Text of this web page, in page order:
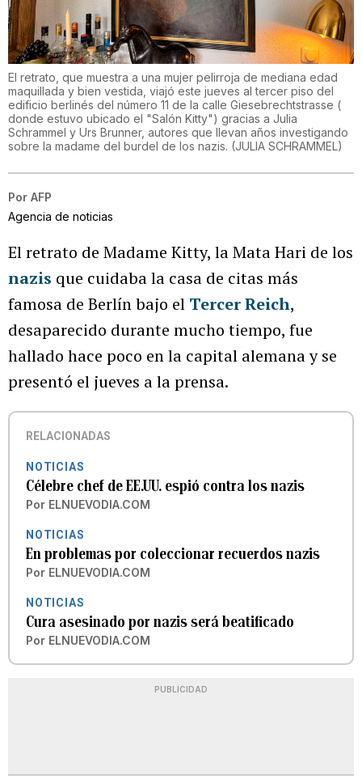
El retrato, que muestra a una mujer pelirroja de mediana edad
maquillada y bien vestida, viajó este jueves al tercer piso del
edificio berlinés del número 11 de la calle Giesebrechtstrasse (
donde estuvo ubicado el "Salón Kitty") gracias a Julia
Schrammel y Urs Brunner, autores que llevan años investigando
sobre la madame del burdel de los nazis. (JULIA SCHRAMMEL)
Por AFP
Agencia de noticias
El retrato de Madame Kitty, la Mata Hari de los
nazis que cuidaba la casa de citas más
famosa de Berlín bajo el Tercer Reich,
desaparecido durante mucho tiempo, fue
hallado hace poco en la capital alemana y se
presentó el jueves a la prensa.
RELACIONADAS
NOTICIAS
Célebre chef de EE.UU. espió contra los nazis
Por ELNUEVODIA.COM
NOTICIAS
En problemas por coleccionar recuerdos nazis
Por ELNUEVODIA.COM
NOTICIAS
Cura asesinado por nazis será beatificado
Por ELNUEVODIA.COM
PUBLICIDAD